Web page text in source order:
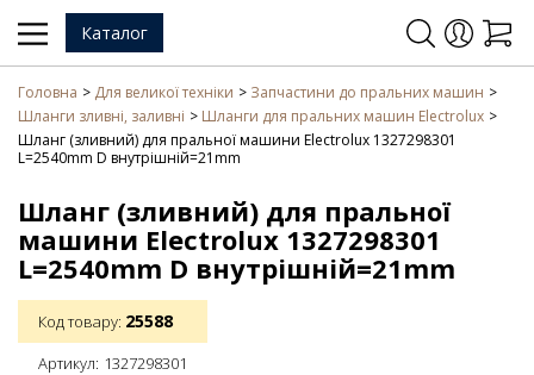
Каталог
Головна Для великої техніки
Запчастини до пральних машин
Шланги зливні, заливні
Шланги для пральних машин Electrolux
Шланг (зливний) для пральної машини Electrolux 1327298301
L=2540mm D внутрішній=21mm
Шланг (зливний) для пральної
машини Electrolux 1327298301
L=2540mm D внутрішній=21mm
Код товару: 25588
Артикул: 1327298301